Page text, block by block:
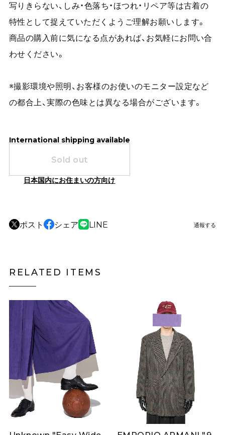
写りきらない、しみ・色落ち・ほつれ・リペア等は古着の
特性として捉えていただくようご理解お願いします。
商品の購入前に気になる点があれば、お気軽にお問い合
わせください。
※撮影環境や照明、お客様のお使いのモニター設定など
の都合上、実際の色味とは異なる場合がございます。
International shipping available
Sold out
日本国内にお住まいの方向け
ポスト シェア LINE 通報する
RELATED ITEMS